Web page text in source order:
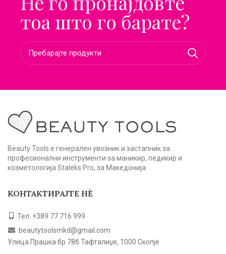
тоа што го барате?
Beauty Tools е генерален увозник и застапник за
професионални инструменти за маникир, педикир и
козметологија Staleks Pro, за Македонија.
КОНТАКТИРАЈТЕ НЀ
Тел: +389 77 716 999
beautytoolsmkd@gmail.com
Улица Прашка бр 78б Тафталиџе, 1000 Скопје